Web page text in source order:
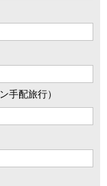
手配旅行）